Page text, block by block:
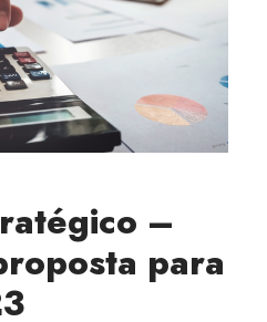
–
para